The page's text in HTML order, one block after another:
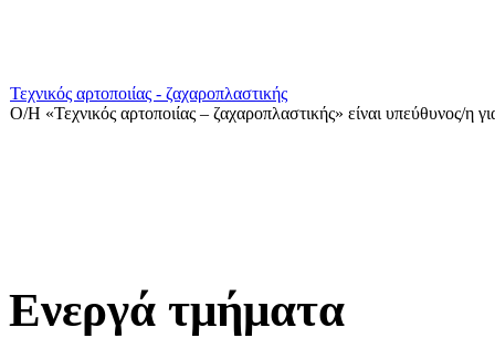
Τεχνικός αρτοποιίας - ζαχαροπλαστικής
Ο/Η «Τεχνικός αρτοποιίας – ζαχαροπλαστικής» είναι υπεύθυνος/η
Ενεργά τμήματα